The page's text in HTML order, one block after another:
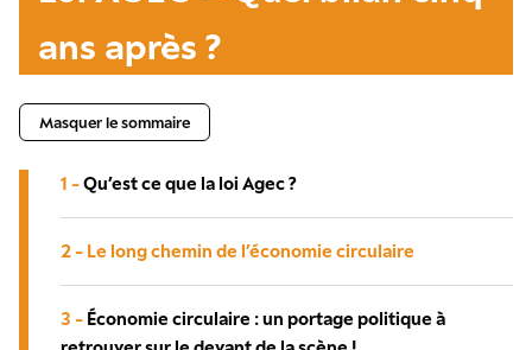
ans après ?
Masquer le sommaire
1 -Qu’est ce que la loi Agec ?
2 - Le long chemin de l’économie circulaire
3 - Économie circulaire : un portage politique à